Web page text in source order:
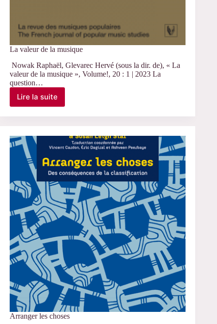
La valeur de la musique
Nowak Raphaël, Glevarec Hervé (sous la dir. de), « La
valeur de la musique », Volume!, 20 : 1 | 2023 La
question…
Lire la suite
La
musique
Arranger les choses